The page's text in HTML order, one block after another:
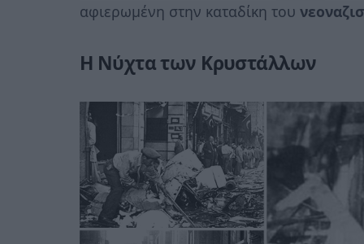
αφιερωμένη στην καταδίκη του
Η Νύχτα των Κρυστάλλων